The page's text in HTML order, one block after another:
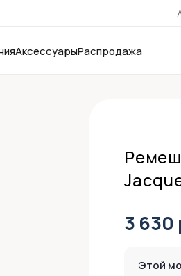
АксессуарыРаспродажа
3 630
Этой